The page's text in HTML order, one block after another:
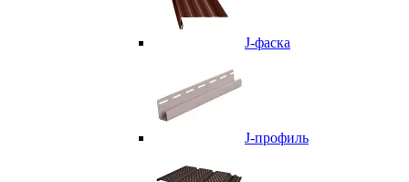
J-фаска
J-профиль